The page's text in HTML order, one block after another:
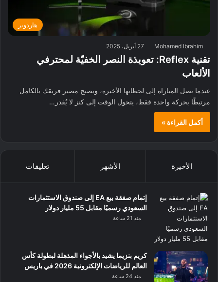
هاردوير
Mohamed Ibrahim 27 أبريل، 2025
تقنية Reflex: تعويذة النصر الخفيّة لمحترفي
الألعاب
عندما تصل المباراة إلى لحظاتها الأخيرة، ويصبح مصير فريقك بالكامل
مرتبطًا بحركة واحدة فقط، يتحول الوقت إلى كنز لا يُقدر…
أكمل القراءة »
الأخيرة الأشهر تعليقات
إتمام صفقة بيع EA إلى صندوق الاستثمارات
السعودي رسميًا مقابل 55 مليار دولار
منذ 21 ساعة
كريم بنزيما يشيد بالأجواء المذهلة لبطولة كأس
العالم للرياضات الإلكترونية 2026 في باريس
منذ 24 ساعة